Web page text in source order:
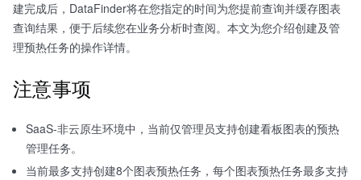
建完成后，DataFinder将在您指定的时间为您提前查询并缓存图表
查询结果，便于后续您在业务分析时查阅。本文为您介绍创建及管
理预热任务的操作详情。
注意事项
SaaS-非云原生环境中，当前仅管理员支持创建看板图表的预热
管理任务。
当前最多支持创建8个图表预热任务，每个图表预热任务最多支持